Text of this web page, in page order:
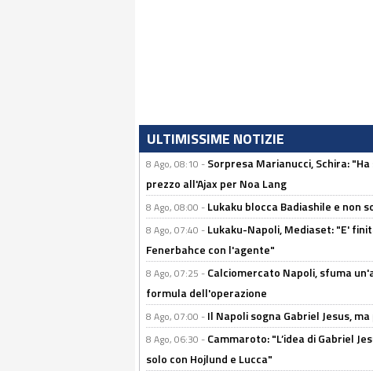
ULTIMISSIME NOTIZIE
8 Ago, 08:10 - Sorpresa Marianucci, Schira:
prezzo all'Ajax per Noa Lang
8 Ago, 08:00 - Lukaku blocca Badiashile e non
8 Ago, 07:40 - Lukaku-Napoli, Mediaset: "E'
Fenerbahce con l'agente"
8 Ago, 07:25 - Calciomercato Napoli, sfuma
formula dell'operazione
8 Ago, 07:00 - Il Napoli sogna Gabriel Jesus,
8 Ago, 06:30 - Cammaroto: "L’idea di Gabriel
solo con Hojlund e Lucca"